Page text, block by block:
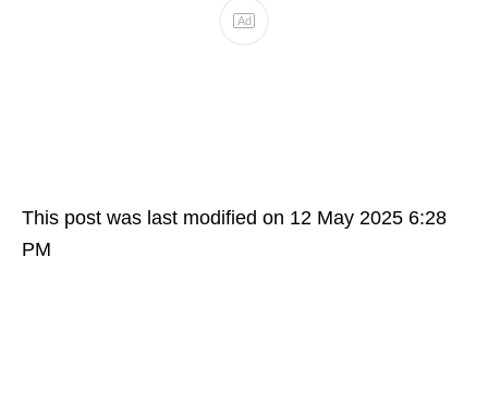
This post was last modified on 12 May 2025 6:28
PM